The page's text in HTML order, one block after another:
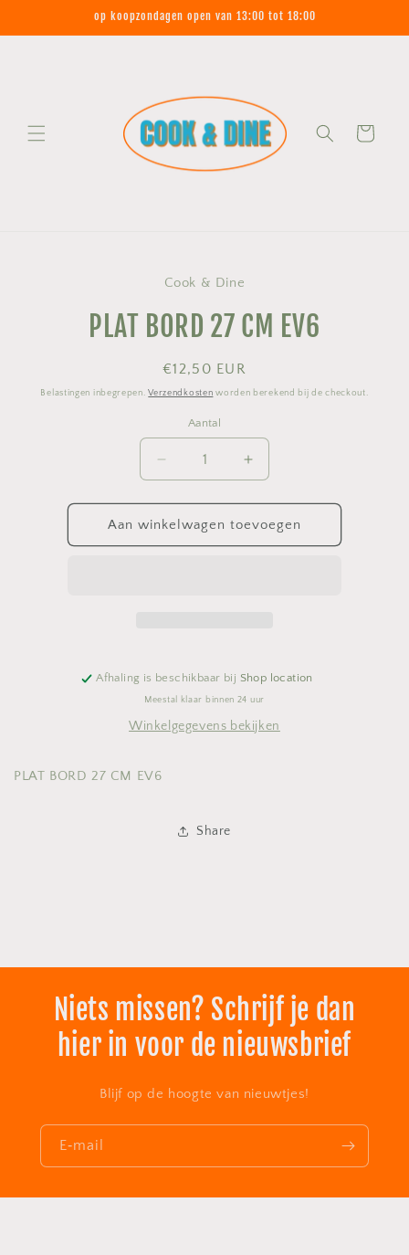
content
op koopzondagen open van 13:00 tot 18:00
Winkelwagen
Cook & Dine
PLAT BORD 27 CM EV6
Normale
prijs
€12,50 EUR
Belastingen inbegrepen.Verzendkosten worden berekend bij de checkout.
Aantal
Aantal
Aantal
verlagen
voor
PLAT
BORD
Aantal
verhogen
voor
PLAT
BORD
Aan winkelwagen toevoegen
Afhaling is beschikbaar bij Shop location
Meestal klaar binnen 24 uur
Winkelgegevens bekijken
PLAT BORD 27 CM EV6
Share
Niets missen? Schrijf je dan
hier in voor de nieuwsbrief
Blijf op de hoogte van nieuwtjes!
E‑mail